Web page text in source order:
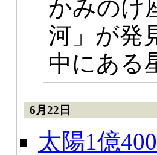
かみのけ
河」が発
中にある
6月22日
太陽1億